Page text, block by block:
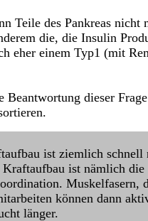
Teile des Pankreas nicht
die, die Insulin
eher einem Typ1 (mit
dieser
ist ziemlich
Kraftaufbau ist nämlich die
Muskelfasern,
können dann
länger.